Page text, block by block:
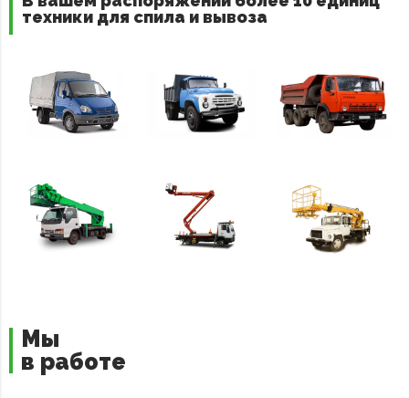
техники для спила и вывоза
Мы
в работе
Введите свои данные
и мы Вам перезвоним